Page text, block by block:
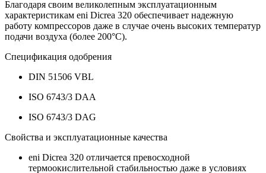
Благодаря своим великолепным эксплуатационным
характеристикам eni Dicrea 320 обеспечивает надежную
работу компрессоров даже в случае очень высоких температур
подачи воздуха (более 200°C).
Спецификация одобрения
DIN 51506 VBL
ISO 6743/3 DAA
ISO 6743/3 DAG
Свойства и эксплуатационные качества
eni Dicrea 320 отличается превосходной
термоокислительной стабильностью даже в условиях